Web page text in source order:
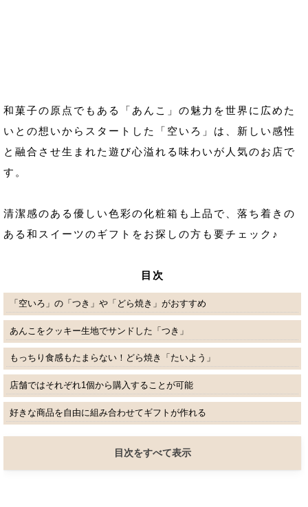
和菓子の原点でもある「あんこ」の魅力を世界に広めた
いとの想いからスタートした「空いろ」は、新しい感性
と融合させ生まれた遊び心溢れる味わいが人気のお店で
す。
清潔感のある優しい色彩の化粧箱も上品で、落ち着きの
ある和スイーツのギフトをお探しの方も要チェック♪
目次
「空いろ」の「つき」や「どら焼き」がおすすめ
あんこをクッキー生地でサンドした「つき」
もっちり食感もたまらない！どら焼き「たいよう」
店舗ではそれぞれ1個から購入することが可能
好きな商品を自由に組み合わせてギフトが作れる
目次をすべて表示